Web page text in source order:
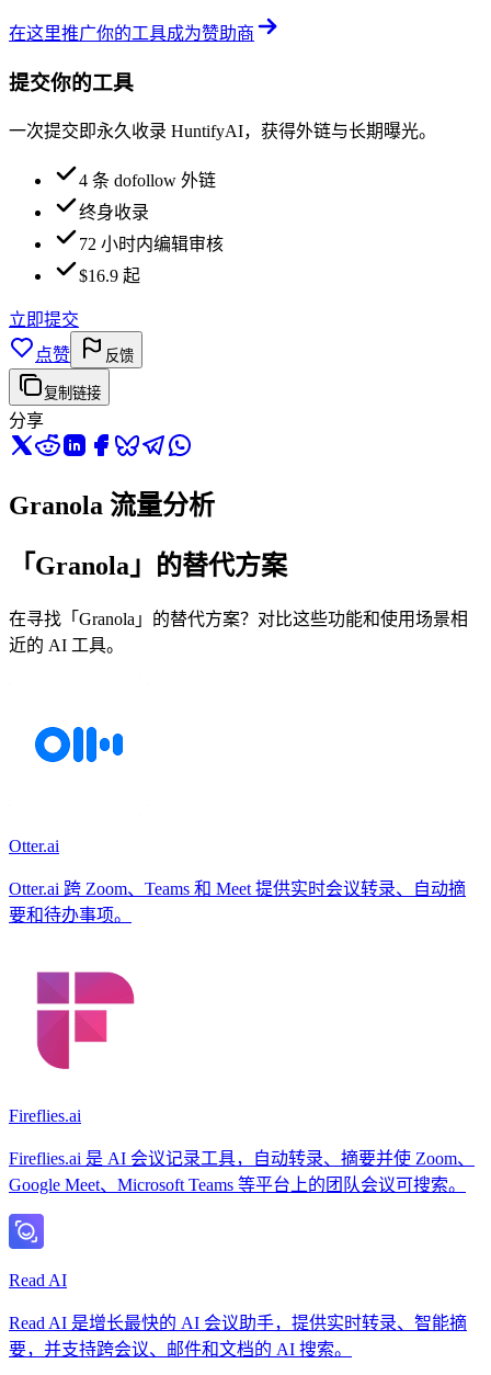
在这里推广你的工具成为赞助商
提交你的工具
一次提交即永久收录 HuntifyAI，获得外链与长期曝光。
4 条 dofollow 外链
终身收录
72 小时内编辑审核
$16.9 起
立即提交
点赞
反馈
复制链接
分享
Granola 流量分析
「Granola」的替代方案
在寻找「Granola」的替代方案？对比这些功能和使用场景相
近的 AI 工具。
Otter.ai
Otter.ai 跨 Zoom、Teams 和 Meet 提供实时会议转录、自动摘
要和待办事项。
Fireflies.ai
Fireflies.ai 是 AI 会议记录工具，自动转录、摘要并使 Zoom、
Google Meet、Microsoft Teams 等平台上的团队会议可搜索。
Read AI
Read AI 是增长最快的 AI 会议助手，提供实时转录、智能摘
要，并支持跨会议、邮件和文档的 AI 搜索。